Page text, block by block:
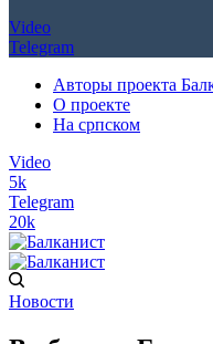
Video
Telegram
Авторы проекта
О проекте
На српском
Video
5k
Telegram
20k
Новости